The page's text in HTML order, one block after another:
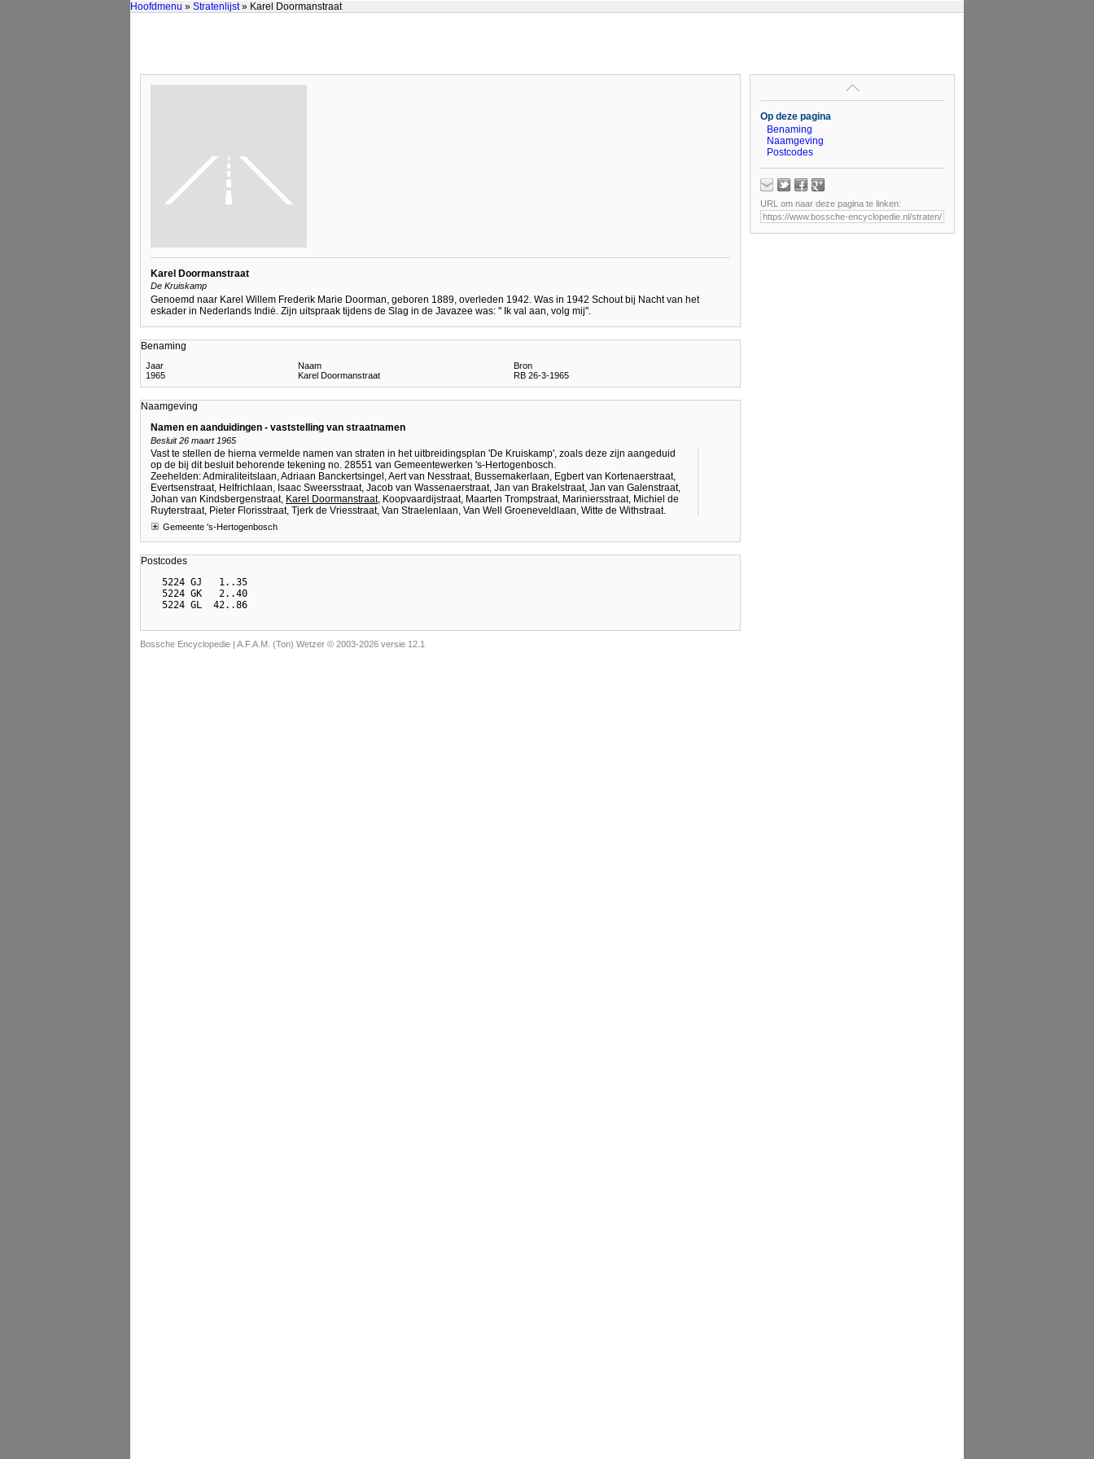
Hoofdmenu » Stratenlijst» Karel Doormanstraat
Karel Doormanstraat
De Kruiskamp
Genoemd naar Karel Willem Frederik Marie Doorman, geboren 1889, overleden 1942. Was in 1942 Schout bij Nacht van het
eskader in Nederlands Indiė. Zijn uitspraak tijdens de Slag in de Javazee was: " Ik val aan, volg mij".
Benaming
Jaar Naam
Bron
1965
Karel Doormanstraat RB 26-3-1965
Naamgeving
Namen en aanduidingen - vaststelling van straatnamen
Besluit 26 maart 1965
Vast te stellen de hierna vermelde namen van straten in het uitbreidingsplan 'De Kruiskamp', zoals deze zijn aangeduid
op de bij dit besluit behorende tekening no. 28551 van Gemeentewerken 's-Hertogenbosch.
Zeehelden: Admiraliteitslaan, Adriaan Banckertsingel, Aert van Nesstraat, Bussemakerlaan, Egbert van Kortenaerstraat,
Evertsenstraat, Helfrichlaan, Isaac Sweersstraat, Jacob van Wassenaerstraat, Jan van Brakelstraat, Jan van Galenstraat,
Johan van Kindsbergenstraat, Karel Doormanstraat, Koopvaardijstraat, Maarten Trompstraat, Mariniersstraat, Michiel de
Ruyterstraat, Pieter Florisstraat, Tjerk de Vriesstraat, Van Straelenlaan, Van Well Groeneveldlaan, Witte de Withstraat.
Gemeente 's-Hertogenbosch
Postcodes
  5224 GJ   1..35
  5224 GK   2..40
Op deze pagina
Benaming
Naamgeving
Postcodes
URL om naar deze pagina te linken:
Bossche Encyclopedie | A.F.A.M. (Ton) Wetzer © 2003-2026 versie 12.1